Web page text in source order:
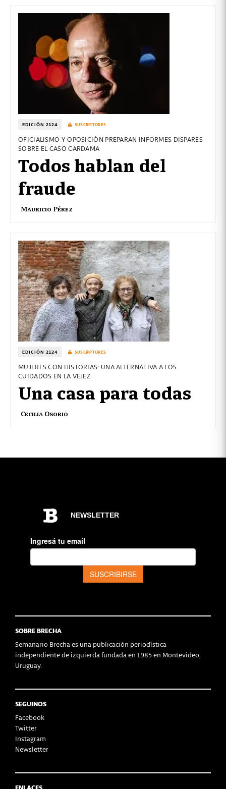
EDICIÓN 2124 SUSCRIPTORES
OFICIALISMO Y OPOSICIÓN PREPARAN INFORMES DISPARES
SOBRE EL CASO CARDAMA
Todos hablan del
fraude
Mauricio Pérez
EDICIÓN 2124 SUSCRIPTORES
MUJERES CON HISTORIAS: UNA ALTERNATIVA A LOS
CUIDADOS EN LA VEJEZ
Una casa para todas
Cecilia Osorio
SOBRE BRECHA
Semanario Brecha es una publicación periodística
independiente de izquierda fundada en 1985 en Montevideo,
Uruguay.
SEGUINOS
Facebook
Twitter
Instagram
Newsletter
ENLACES